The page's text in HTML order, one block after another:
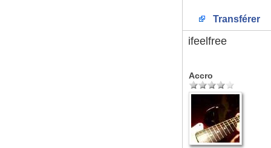
Transférer
ifeelfree
Accro